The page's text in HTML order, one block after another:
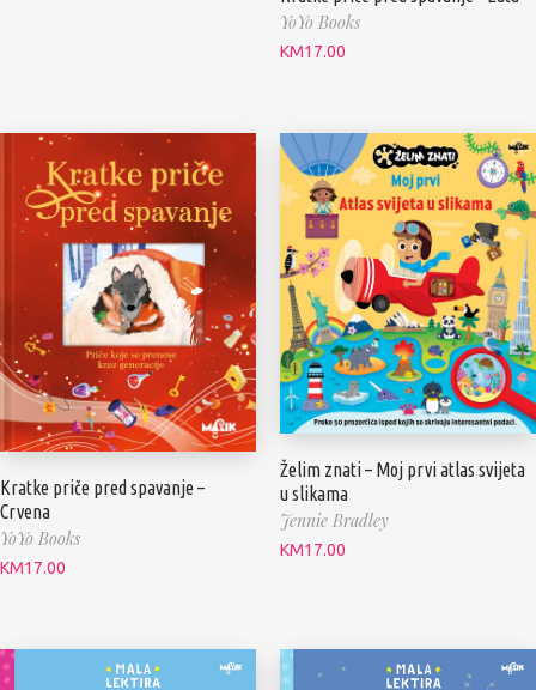
YoYo Books
KM17.00
Kratke priče pred spavanje –
Crvena
YoYo Books
KM17.00
Želim znati – Moj prvi atlas svijeta
u slikama
Jennie Bradley
KM17.00